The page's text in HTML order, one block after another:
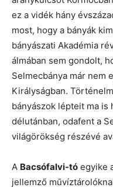
ez a vidék hány
most, hogy a bányák
bányászati Akadémia
álmában sem gondolt,
Selmecbánya már nem
Királyságban.
bányászok lépteit ma is
délutánban, odafent a
világörökség részévé
A Bacsófalvi-tó egyike
jellemző